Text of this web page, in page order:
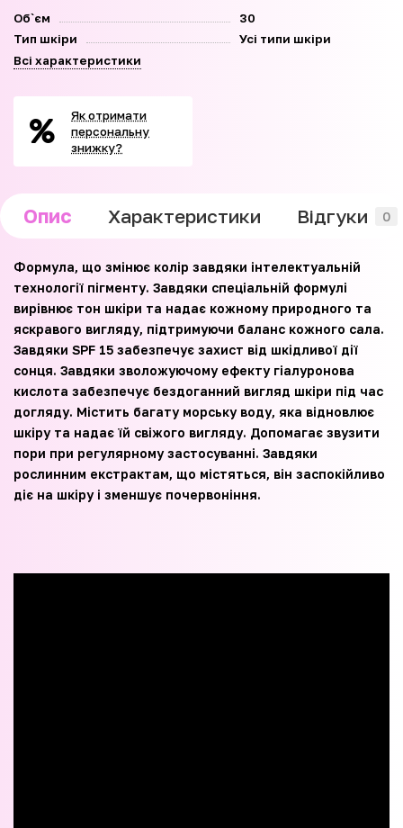
Об`єм
30
Тип шкіри
Усі типи шкіри
Всі характеристики
Як отримати
персональну
знижку?
Опис Характеристики Відгуки 0
Формула, що змінює колір завдяки інтелектуальній
технології пігменту. Завдяки спеціальній формулі
вирівнює тон шкіри та надає кожному природного та
яскравого вигляду, підтримуючи баланс кожного сала.
Завдяки SPF 15 забезпечує захист від шкідливої дії
сонця. Завдяки зволожуючому ефекту гіалуронова
кислота забезпечує бездоганний вигляд шкіри під час
догляду. Містить багату морську воду, яка відновлює
шкіру та надає їй свіжого вигляду. Допомагає звузити
пори при регулярному застосуванні. Завдяки
рослинним екстрактам, що містяться, він заспокійливо
діє на шкіру і зменшує почервоніння.